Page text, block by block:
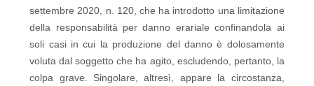
settembre 2020, n. 120, che ha introdotto una limitazione
della responsabilità per danno erariale confinandola ai
soli casi in cui la produzione del danno è dolosamente
voluta dal soggetto che ha agito, escludendo, pertanto, la
colpa grave. Singolare, altresì, appare la circostanza,